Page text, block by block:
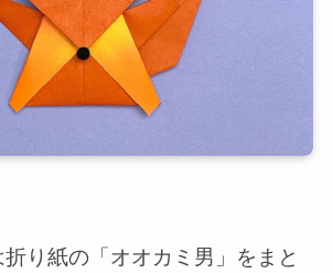
り紙の「オオカミ男」をまと